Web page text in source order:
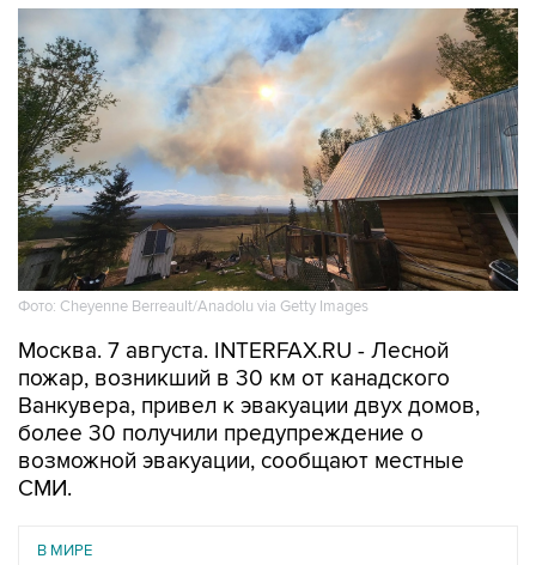
Фото: Cheyenne Berreault/Anadolu via Getty Images
Москва. 7 августа. INTERFAX.RU - Лесной
пожар, возникший в 30 км от канадского
Ванкувера, привел к эвакуации двух домов,
более 30 получили предупреждение о
возможной эвакуации, сообщают местные
СМИ.
В МИРЕ